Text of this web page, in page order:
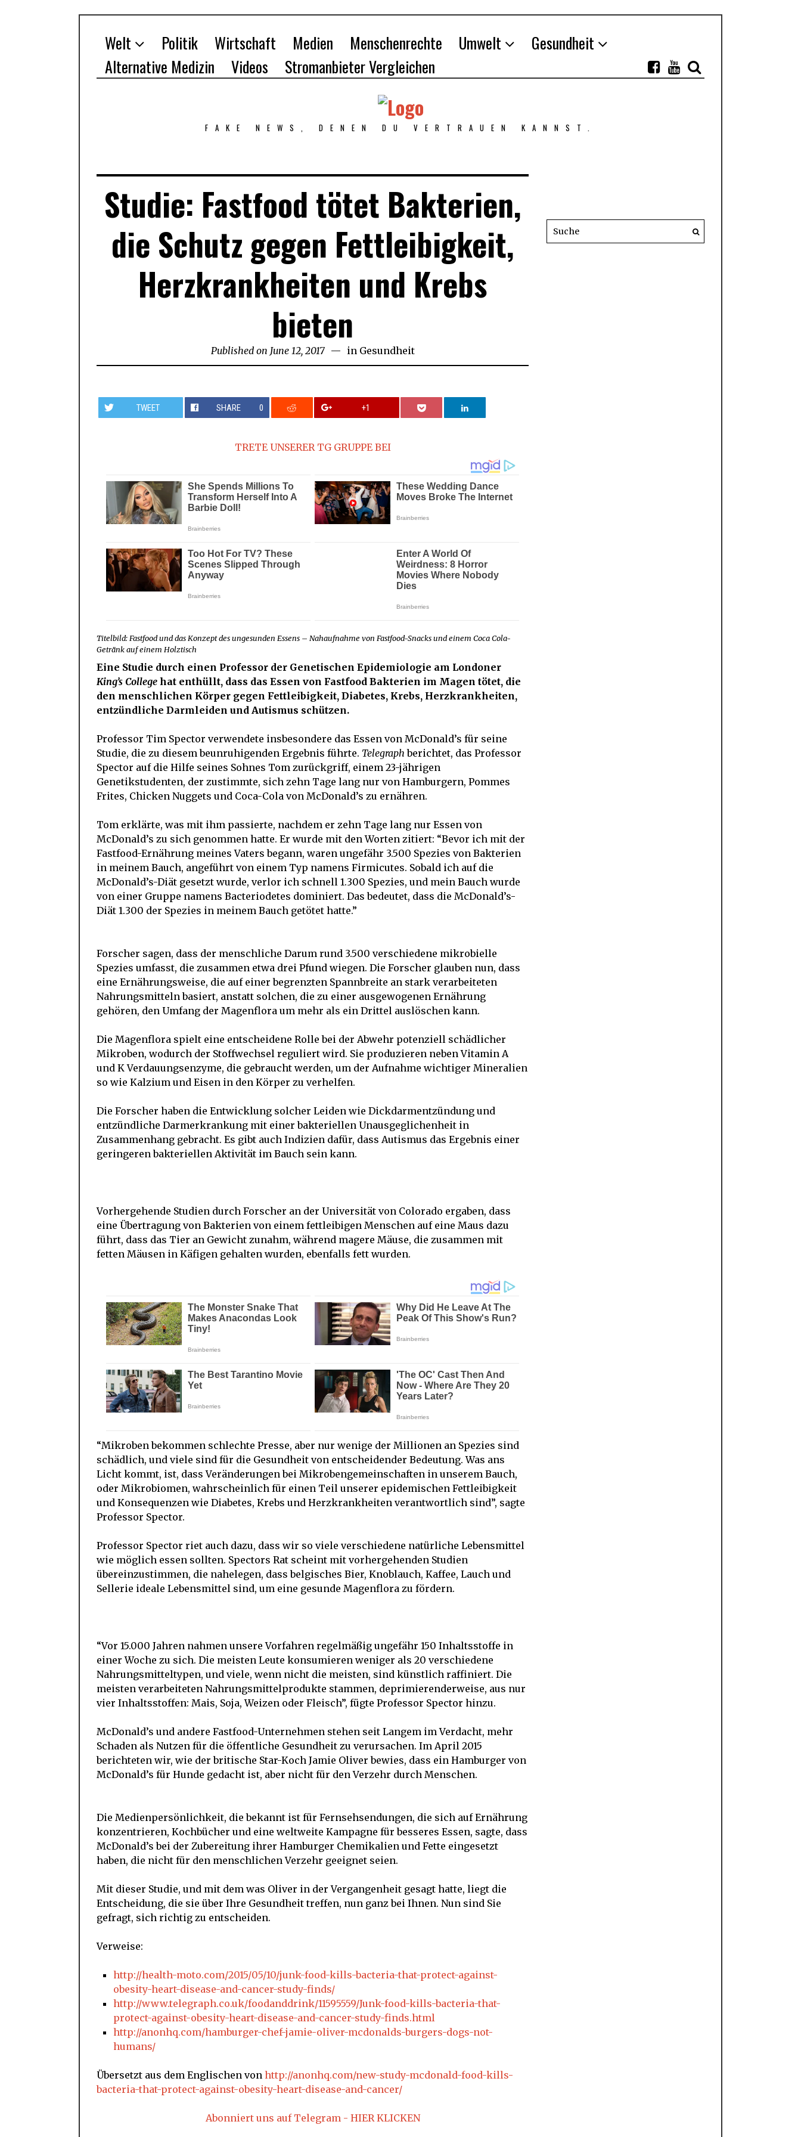
Welt Politik Wirtschaft Medien Menschenrechte Umwelt
Gesundheit
Alternative Medizin
Videos Stromanbieter Vergleichen
FAKE NEWS, DENEN DU VERTRAUEN KANNST.
Studie: Fastfood tötet Bakterien,
die Schutz gegen Fettleibigkeit,
Herzkrankheiten und Krebs
bieten
Published on June 12, 2017 in Gesundheit
TWEET SHARE 0 +1
TRETE UNSERER TG GRUPPE BEI
Titelbild: Fastfood und das Konzept des ungesunden Essens – Nahaufnahme von Fastfood-Snacks und einem Coca Cola-
Getränk auf einem Holztisch
Eine Studie durch einen Professor der Genetischen Epidemiologie am Londoner
King’s College hat enthüllt, dass das Essen von Fastfood Bakterien im Magen tötet, die
den menschlichen Körper gegen Fettleibigkeit, Diabetes, Krebs, Herzkrankheiten,
entzündliche Darmleiden und Autismus schützen.
Professor Tim Spector verwendete insbesondere das Essen von McDonald’s für seine
Studie, die zu diesem beunruhigenden Ergebnis führte. Telegraph berichtet, das Professor
Spector auf die Hilfe seines Sohnes Tom zurückgriff, einem 23-jährigen
Genetikstudenten, der zustimmte, sich zehn Tage lang nur von Hamburgern, Pommes
Frites, Chicken Nuggets und Coca-Cola von McDonald’s zu ernähren.
Tom erklärte, was mit ihm passierte, nachdem er zehn Tage lang nur Essen von
McDonald’s zu sich genommen hatte. Er wurde mit den Worten zitiert: “Bevor ich mit der
Fastfood-Ernährung meines Vaters begann, waren ungefähr 3.500 Spezies von Bakterien
in meinem Bauch, angeführt von einem Typ namens Firmicutes. Sobald ich auf die
McDonald’s-Diät gesetzt wurde, verlor ich schnell 1.300 Spezies, und mein Bauch wurde
von einer Gruppe namens Bacteriodetes dominiert. Das bedeutet, dass die McDonald’s-
Diät 1.300 der Spezies in meinem Bauch getötet hatte.”
Forscher sagen, dass der menschliche Darum rund 3.500 verschiedene mikrobielle
Spezies umfasst, die zusammen etwa drei Pfund wiegen. Die Forscher glauben nun, dass
eine Ernährungsweise, die auf einer begrenzten Spannbreite an stark verarbeiteten
Nahrungsmitteln basiert, anstatt solchen, die zu einer ausgewogenen Ernährung
gehören, den Umfang der Magenflora um mehr als ein Drittel auslöschen kann.
Die Magenflora spielt eine entscheidene Rolle bei der Abwehr potenziell schädlicher
Mikroben, wodurch der Stoffwechsel reguliert wird. Sie produzieren neben Vitamin A
und K Verdauungsenzyme, die gebraucht werden, um der Aufnahme wichtiger Mineralien
so wie Kalzium und Eisen in den Körper zu verhelfen.
Die Forscher haben die Entwicklung solcher Leiden wie Dickdarmentzündung und
entzündliche Darmerkrankung mit einer bakteriellen Unausgeglichenheit in
Zusammenhang gebracht. Es gibt auch Indizien dafür, dass Autismus das Ergebnis einer
geringeren bakteriellen Aktivität im Bauch sein kann.
Vorhergehende Studien durch Forscher an der Universität von Colorado ergaben, dass
eine Übertragung von Bakterien von einem fettleibigen Menschen auf eine Maus dazu
führt, dass das Tier an Gewicht zunahm, während magere Mäuse, die zusammen mit
fetten Mäusen in Käfigen gehalten wurden, ebenfalls fett wurden.
“Mikroben bekommen schlechte Presse, aber nur wenige der Millionen an Spezies sind
schädlich, und viele sind für die Gesundheit von entscheidender Bedeutung. Was ans
Licht kommt, ist, dass Veränderungen bei Mikrobengemeinschaften in unserem Bauch,
oder Mikrobiomen, wahrscheinlich für einen Teil unserer epidemischen Fettleibigkeit
und Konsequenzen wie Diabetes, Krebs und Herzkrankheiten verantwortlich sind”, sagte
Professor Spector.
Professor Spector riet auch dazu, dass wir so viele verschiedene natürliche Lebensmittel
wie möglich essen sollten. Spectors Rat scheint mit vorhergehenden Studien
übereinzustimmen, die nahelegen, dass belgisches Bier, Knoblauch, Kaffee, Lauch und
Sellerie ideale Lebensmittel sind, um eine gesunde Magenflora zu fördern.
“Vor 15.000 Jahren nahmen unsere Vorfahren regelmäßig ungefähr 150 Inhaltsstoffe in
einer Woche zu sich. Die meisten Leute konsumieren weniger als 20 verschiedene
Nahrungsmitteltypen, und viele, wenn nicht die meisten, sind künstlich raffiniert. Die
meisten verarbeiteten Nahrungsmittelprodukte stammen, deprimierenderweise, aus nur
vier Inhaltsstoffen: Mais, Soja, Weizen oder Fleisch”, fügte Professor Spector hinzu.
McDonald’s und andere Fastfood-Unternehmen stehen seit Langem im Verdacht, mehr
Schaden als Nutzen für die öffentliche Gesundheit zu verursachen. Im April 2015
berichteten wir, wie der britische Star-Koch Jamie Oliver bewies, dass ein Hamburger von
McDonald’s für Hunde gedacht ist, aber nicht für den Verzehr durch Menschen.
Die Medienpersönlichkeit, die bekannt ist für Fernsehsendungen, die sich auf Ernährung
konzentrieren, Kochbücher und eine weltweite Kampagne für besseres Essen, sagte, dass
McDonald’s bei der Zubereitung ihrer Hamburger Chemikalien und Fette eingesetzt
haben, die nicht für den menschlichen Verzehr geeignet seien.
Mit dieser Studie, und mit dem was Oliver in der Vergangenheit gesagt hatte, liegt die
Entscheidung, die sie über Ihre Gesundheit treffen, nun ganz bei Ihnen. Nun sind Sie
gefragt, sich richtig zu entscheiden.
Verweise:
http://health-moto.com/2015/05/10/junk-food-kills-bacteria-that-protect-against-
obesity-heart-disease-and-cancer-study-finds/
http://www.telegraph.co.uk/foodanddrink/11595559/Junk-food-kills-bacteria-that-
protect-against-obesity-heart-disease-and-cancer-study-finds.html
http://anonhq.com/hamburger-chef-jamie-oliver-mcdonalds-burgers-dogs-not-
humans/
Übersetzt aus dem Englischen von http://anonhq.com/new-study-mcdonald-food-kills-
bacteria-that-protect-against-obesity-heart-disease-and-cancer/
Abonniert uns auf Telegram - HIER KLICKEN